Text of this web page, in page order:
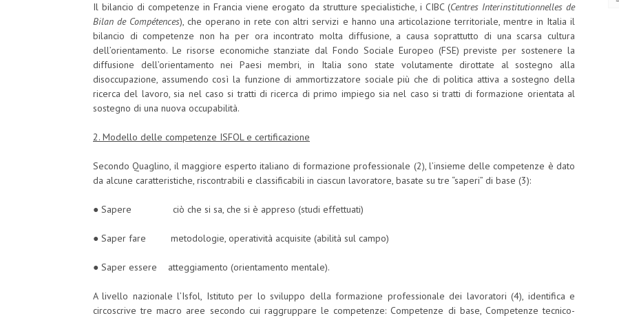
Il bilancio di competenze in Francia viene erogato da strutture specialistiche, i CIBC (Centres Interinstitutionnelles de
Bilan de Compétences), che operano in rete con altri servizi e hanno una articolazione territoriale, mentre in Italia il
bilancio di competenze non ha per ora incontrato molta diffusione, a causa soprattutto di una scarsa cultura
dell’orientamento. Le risorse economiche stanziate dal Fondo Sociale Europeo (FSE) previste per sostenere la
diffusione dell’orientamento nei Paesi membri, in Italia sono state volutamente dirottate al sostegno alla
disoccupazione, assumendo così la funzione di ammortizzatore sociale più che di politica attiva a sostegno della
ricerca del lavoro, sia nel caso si tratti di ricerca di primo impiego sia nel caso si tratti di formazione orientata al
sostegno di una nuova occupabilità.
2. Modello delle competenze ISFOL e certificazione
Secondo Quaglino, il maggiore esperto italiano di formazione professionale (2), l’insieme delle competenze è dato
da alcune caratteristiche, riscontrabili e classificabili in ciascun lavoratore, basate su tre “saperi” di base (3):
● Sapere ciò che si sa, che si è appreso (studi effettuati)
● Saper fare metodologie, operatività acquisite (abilità sul campo)
● Saper essere atteggiamento (orientamento mentale).
A livello nazionale l’Isfol, Istituto per lo sviluppo della formazione professionale dei lavoratori (4), identifica e
circoscrive tre macro aree secondo cui raggruppare le competenze: Competenze di base, Competenze tecnico-